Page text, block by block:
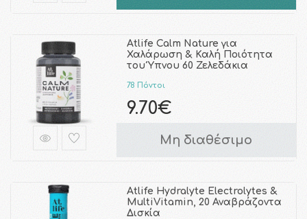
Atlife Calm Nature για
Χαλάρωση & Καλή Ποιότητα
του Ύπνου 60 Ζελεδάκια
78 Πόντοι
9.70€
Μη διαθέσιμο
Atlife Hydralyte Electrolytes &
MultiVitamin, 20 Αναβράζοντα
Δισκία